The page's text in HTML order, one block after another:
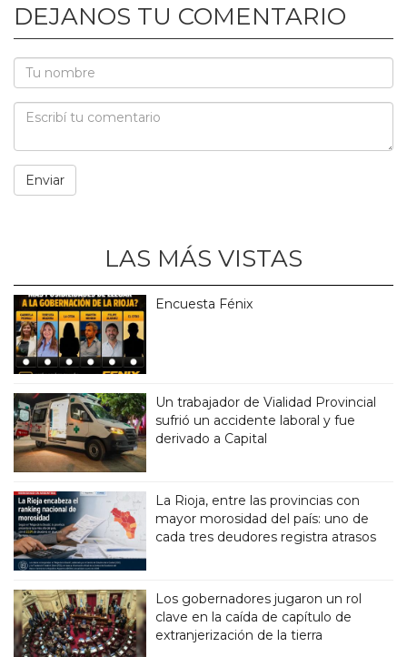
DEJANOS TU COMENTARIO
LAS MÁS VISTAS
Encuesta Fénix
Un trabajador de Vialidad Provincial
sufrió un accidente laboral y fue
derivado a Capital
La Rioja, entre las provincias con
mayor morosidad del país: uno de
cada tres deudores registra atrasos
Los gobernadores jugaron un rol
clave en la caída de capítulo de
extranjerización de la tierra